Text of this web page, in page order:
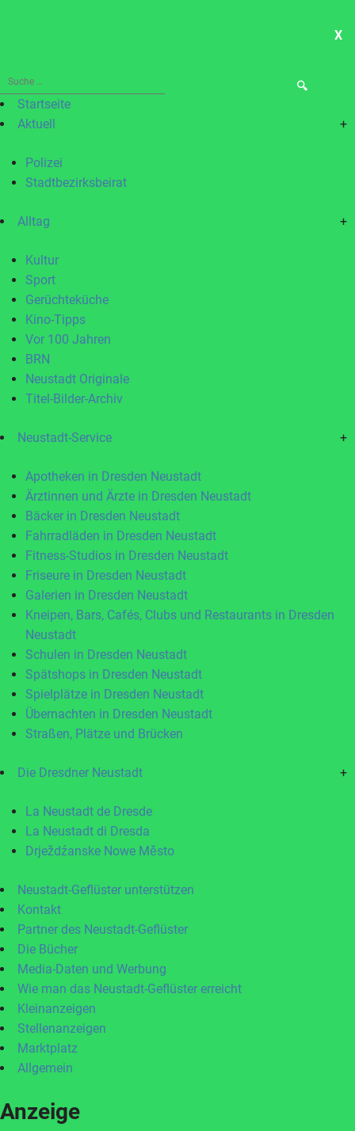
X
Suche
nach:Startseite
Aktuell
+
Polizei
Stadtbezirksbeirat
Alltag +
Kultur
Sport
Gerüchteküche
Kino-Tipps
Vor 100 Jahren
BRN
Neustadt Originale
Titel-Bilder-Archiv
Neustadt-Service +
Apotheken in Dresden Neustadt
Ärztinnen und Ärzte in Dresden Neustadt
Bäcker in Dresden Neustadt
Fahrradläden in Dresden Neustadt
Fitness-Studios in Dresden Neustadt
Friseure in Dresden Neustadt
Galerien in Dresden Neustadt
Kneipen, Bars, Cafés, Clubs und Restaurants in Dresden
Neustadt
Schulen in Dresden Neustadt
Spätshops in Dresden Neustadt
Spielplätze in Dresden Neustadt
Übernachten in Dresden Neustadt
Straßen, Plätze und Brücken
Die Dresdner Neustadt +
La Neustadt de Dresde
La Neustadt di Dresda
Drježdźanske Nowe Město
Neustadt-Geflüster unterstützen
Kontakt
Partner des Neustadt-Geflüster
Die Bücher
Media-Daten und Werbung
Wie man das Neustadt-Geflüster erreicht
Kleinanzeigen
Stellenanzeigen
Marktplatz
Allgemein
Anzeige